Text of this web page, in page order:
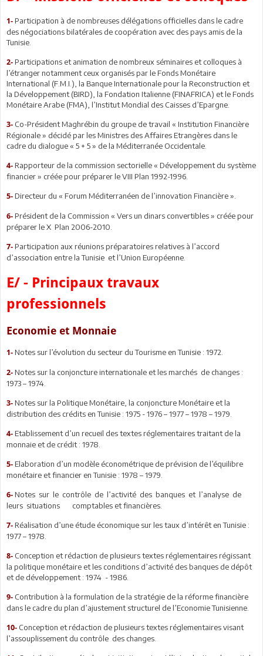
1- Participation à de nombreuses délégations officielles dans le cadre
des négociations bilatérales de coopération avec des pays amis de la
Tunisie.
2- Participations et animation de nombreux séminaires et colloques à
l’étranger notamment ceux organisés par le Fonds Monétaire
International (F.M.I.), la Banque Internationale pour la Reconstruction et
la Développement (BIRD), la Fondation Italienne (FINAFRICA) et le Fonds
Monétaire Arabe (FMA), l’Institut Mondial des Caisses d’Epargne.
3- Co-Président Maghrébin du groupe de travail « Institution Financière
Régionale » décidé par les Ministres des Affaires Etrangères dans le
cadre du dialogue « 5 + 5 » de la Méditerranée Occidentale.
4- Rapporteur de la commission sectorielle « Développement du système
financier » créée pour préparer le VIII Plan 1992-1996.
5- Directeur du « Forum Méditerranéen de l’innovation Financière ».
6- Président de la Commission « Vers un dinars convertibles » créée pour
préparer le X Plan 2006-2010.
7- Participation aux réunions préparatoires relatives à l’accord
d’association entre la Tunisie et l’Union Européenne.
E/ - Principaux travaux
professionnels
Economie et Monnaie
1- Notes sur l’évolution du secteur du Tourisme en Tunisie : 1972.
2- Notes sur la conjoncture internationale et les marchés de changes :
1973 – 1974.
3- Notes sur la Politique Monétaire, la conjoncture Monétaire et la
distribution des crédits en Tunisie : 1975 - 1976 – 1977 – 1978 – 1979.
4- Etablissement d’un recueil des textes réglementaires traitant de la
monnaie et de crédit : 1978.
5- Elaboration d’un modèle économétrique de prévision de l’équilibre
monétaire et financier en Tunisie : 1978 – 1979.
6- Notes sur le contrôle de l’activité des banques et l’analyse de
leurs situations comptables et financières.
7- Réalisation d’une étude économique sur les taux d’intérêt en Tunisie :
1977 – 1978.
8- Conception et rédaction de plusieurs textes réglementaires régissant
la politique monétaire et les conditions d’activité des banques de dépôt
et de développement : 1974 - 1986.
9- Contribution à la formulation de la stratégie de la réforme financière
dans le cadre du plan d’ajustement structurel de l’Economie Tunisienne.
10- Conception et rédaction de plusieurs textes réglementaires visant
l’assouplissement du contrôle des changes.